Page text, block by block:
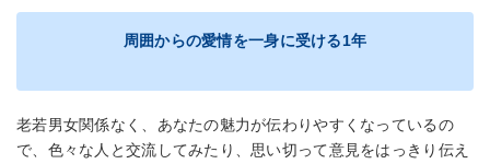
周囲からの愛情を一身に受ける1年
老若男女関係なく、あなたの魅力が伝わりやすくなっているの
で、色々な人と交流してみたり、思い切って意見をはっきり伝え